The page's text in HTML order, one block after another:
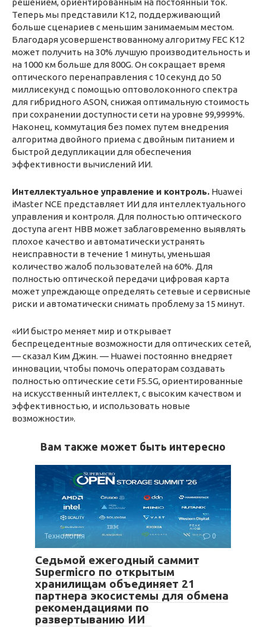
решением, ориентированным на постоянный ток.
Теперь мы представили K12, поддерживающий
больше сценариев с меньшим занимаемым местом.
Благодаря усовершенствованному алгоритму FEC K12
может получить на 30% лучшую производительность и
на 1000 км больше для 800G. Он сокращает время
оптического перенаправления с 10 секунд до 50
миллисекунд с помощью оптоволоконного спектра
для гибридного ASON, снижая оптимальную стоимость
при сохранении доступности сети на уровне 99,9999%.
Наконец, коммутация без помех путем внедрения
алгоритма двойного приема с двойным питанием и
быстрой дедупликации для обеспечения
эффективности вычислений ИИ.
Интеллектуальное управление и контроль. Huawei
iMaster NCE представляет ИИ для интеллектуального
управления и контроля. Для полностью оптического
доступа агент HBB может заблаговременно выявлять
плохое качество и автоматически устранять
неисправности в течение 1 минуты, уменьшая
количество жалоб пользователей на 60%. Для
полностью оптической передачи цифровая карта
может упреждающе определять сетевые и сервисные
риски и автоматически снимать проблему за 15 минут.
«ИИ быстро меняет мир и открывает
беспрецедентные возможности для оптических сетей,
— сказал Ким Джин. — Huawei постоянно внедряет
инновации, чтобы помочь операторам создавать
полностью оптические сети F5.5G, ориентированные
на искусственный интеллект, с высоким качеством и
эффективностью, и использовать новые
возможности».
Вам также может быть интересно
Технология 0
Седьмой ежегодный саммит
Supermicro по открытым
хранилищам объединяет 21
партнера экосистемы для обмена
рекомендациями по
развертыванию ИИ